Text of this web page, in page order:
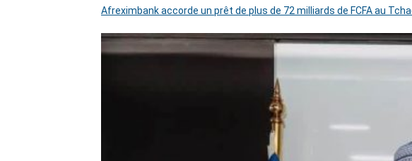
Afreximbank accorde un prêt de plus de 72 milliards de FCFA au